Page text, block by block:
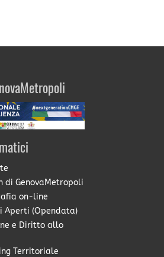
di GenovaMetropoli
on-line
Aperti (Opendata)
e Diritto allo
Territoriale